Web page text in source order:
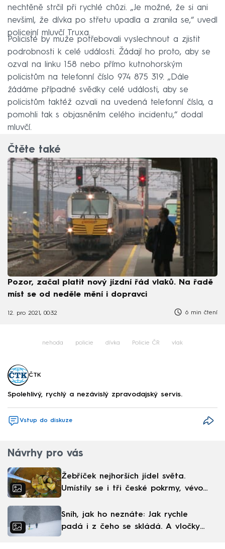
nechtěně strčil při rychlé chůzi. „Je možné, že si ani
nevšiml, že dívka po střetu upadla a zranila se,“ uvedl
policejní mluvčí Truxa.
Policisté by muže potřebovali vyslechnout a zjistit
podrobnosti k celé události. Žádají ho proto, aby se
ozval na linku 158 nebo přímo kutnohorským
policistům na telefonní číslo 974 875 319. „Dále
žádáme případné svědky celé události, aby se
policistům taktéž ozvali na uvedená telefonní čísla, a
pomohli tak s objasněním celého incidentu,“ dodal
mluvčí.
Čtěte také
Pozor, začal platit nový jízdní řád vlaků. Na řadě
míst se od neděle mění i dopravci
12. pro 2021, 00:32 6 min čtení
nehoda policie dívka Policie ČR vlak
ČTK
Spolehlivý, rychlý a nezávislý zpravodajský servis.
Vstup do diskuze
Návrhy pro vás
Žebříček nejhorších jídel světa.
Umístily se i tři české pokrmy, vévodí
Sníh, jak ho neznáte: Jak rychle
padá i z čeho se skládá. A vločky